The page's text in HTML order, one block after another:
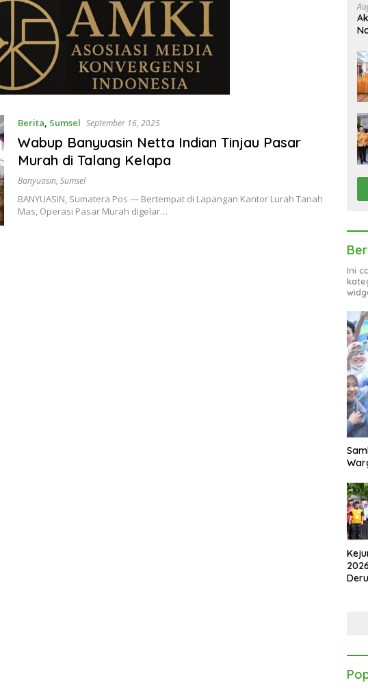
Berita, Sumsel September 16, 2025
Wabup Banyuasin Netta Indian Tinjau Pasar
Murah di Talang Kelapa
Banyuasin, Sumsel
BANYUASIN, Sumatera Pos — Bertempat di Lapangan Kantor Lurah Tanah
Mas, Operasi Pasar Murah digelar…
Ini